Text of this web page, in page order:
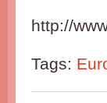
http://
Tags: